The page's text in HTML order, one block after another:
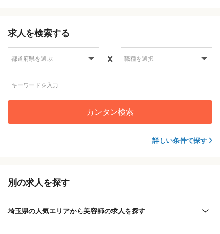
求人を検索する
カンタン検索
詳しい条件で探す
別の求人を探す
埼玉県の人気エリアから美容師の求人を探す